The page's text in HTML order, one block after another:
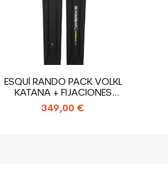
ESQUÍ RANDO PACK VOLKL
KATANA + FIJACIONES
MARKER...
349,00 €